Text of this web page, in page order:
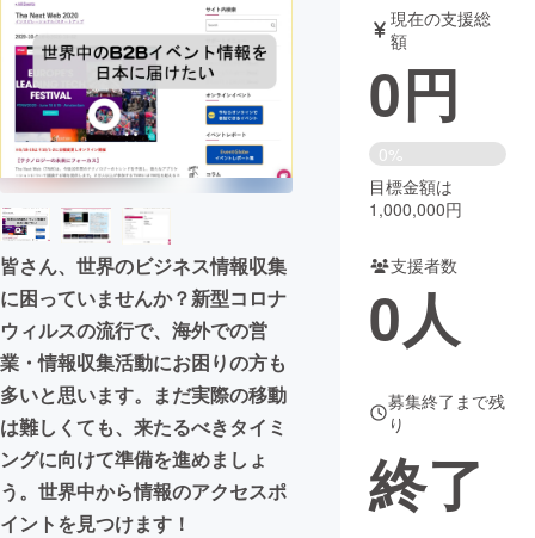
アート・写真 音楽
テクノロジー・ガジェット ゲーム・サ
映像・映画 書籍・雑誌
ビジネス・起業 チャレンジ
まちづくり・地域活性化
CAMPFIRE for Social Good
CAMPFIRE Creation
CAMPFIREふるさと納税machi-ya
皆さん、世界のビジネス情報収集
に困っていませんか？新型コロナ
ウィルスの流行で、海外での営
業・情報収集活動にお困りの方も
多いと思います。まだ実際の移動
は難しくても、来たるべきタイミ
ングに向けて準備を進めましょ
う。世界中から情報のアクセスポ
イントを見つけます！
現在の支援総
額
0円
0%
目標金額は
1,000,000円
支援者数
0人
募集終了まで残
り
終了